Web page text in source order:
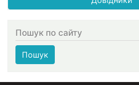
Пошук по сайту
Пошук